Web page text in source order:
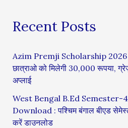
Recent Posts
Azim Premji Scholarship 2026
छात्राओ को मिलेगी 30,000 रूपया,
अप्लाई
West Bengal B.Ed Semester-
Download : पश्चिम बंगाल बीएड
करें डाउनलोड